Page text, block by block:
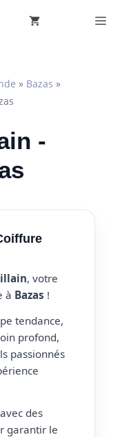
» Bazas »
-
, votre
à Bazas !
tendance,
profond,
passionnés
des
garantir le